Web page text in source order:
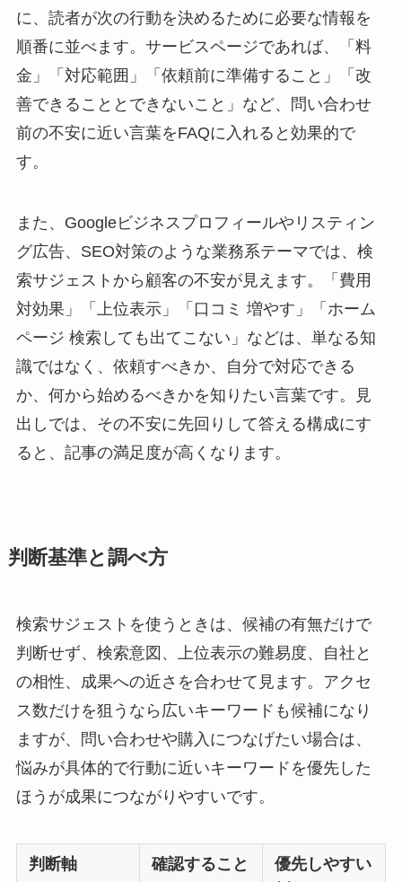
に、読者が次の行動を決めるために必要な情報を
順番に並べます。サービスページであれば、「料
金」「対応範囲」「依頼前に準備すること」「改
善できることとできないこと」など、問い合わせ
前の不安に近い言葉をFAQに入れると効果的で
す。
また、Googleビジネスプロフィールやリスティン
グ広告、SEO対策のような業務系テーマでは、検
索サジェストから顧客の不安が見えます。「費用
対効果」「上位表示」「口コミ 増やす」「ホーム
ページ 検索しても出てこない」などは、単なる知
識ではなく、依頼すべきか、自分で対応できる
か、何から始めるべきかを知りたい言葉です。見
出しでは、その不安に先回りして答える構成にす
ると、記事の満足度が高くなります。
判断基準と調べ方
検索サジェストを使うときは、候補の有無だけで
判断せず、検索意図、上位表示の難易度、自社と
の相性、成果への近さを合わせて見ます。アクセ
ス数だけを狙うなら広いキーワードも候補になり
ますが、問い合わせや購入につなげたい場合は、
悩みが具体的で行動に近いキーワードを優先した
ほうが成果につながりやすいです。
判断軸 確認すること
優先しやすい